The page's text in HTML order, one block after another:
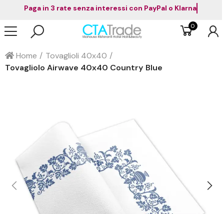
Paga in 3 rate senza interessi con PayPal o Klarna
0
Home
Tovaglioli 40x40
Tovagliolo Airwave 40x40 Country Blue